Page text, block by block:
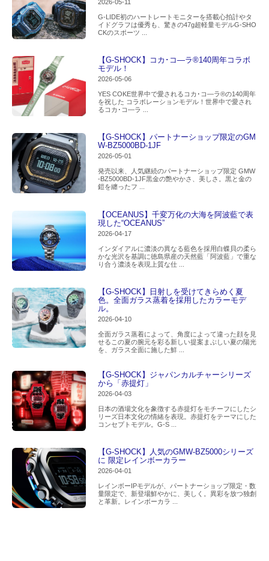
2026-05-11
G-LIDE初のハートレートモニターを搭載心拍計やタ
イドグラフは優秀も、驚きの47g超軽量モデルG-SHO
CKのスポーツ ...
【G-SHOCK】コカ･コ―ラ®140周年コラボ
モデル！
2026-05-06
YES COKE世界中で愛されるコカ･コ―ラ®の140周年
を祝した コラボレーションモデル！世界中で愛され
るコカ･コ―ラ ...
【G-SHOCK】パートナーショップ限定のGM
W-BZ5000BD-1JF
2026-05-01
発売以来、人気継続のパートナーショップ限定 GMW
-BZ5000BD-1JF黒金の艶やかさ、美しさ。黒と金の
鎧を纏ったフ ...
【OCEANUS】千変万化の大海を阿波藍で表
現した“OCEANUS”
2026-04-17
インダイアルに濃淡の異なる藍色を採用白蝶貝の柔ら
かな光沢を基調に徳島県産の天然藍「阿波藍」で重な
り合う濃淡を表現上質な仕 ...
【G-SHOCK】日射しを受けてきらめく夏
色。全面ガラス蒸着を採用したカラーモデ
ル。
2026-04-10
全面ガラス蒸着によって、角度によって違った顔を見
せるこの夏の腕元を彩る新しい提案まぶしい夏の陽光
を、ガラス全面に施した鮮 ...
【G-SHOCK】ジャパンカルチャーシリーズ
から「赤提灯」
2026-04-03
日本の酒場文化を象徴する赤提灯をモチーフにしたシ
リーズ日本文化の情緒を表現。赤提灯をテーマにした
コンセプトモデル。G-S ...
【G-SHOCK】人気のGMW-BZ5000シリーズ
に 限定レインボーカラー
2026-04-01
レインボーIPモデルが、パートナーショップ限定・数
量限定で、新登場鮮やかに、美しく。異彩を放つ独創
と革新。レインボーカラ ...